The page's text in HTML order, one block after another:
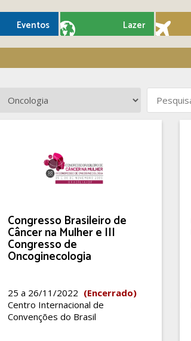
Eventos Lazer
Congresso Brasileiro de
Câncer na Mulher e III
Congresso de
Oncoginecologia
25 a 26/11/2022 (Encerrado)
Centro Internacional de
Convenções do Brasil